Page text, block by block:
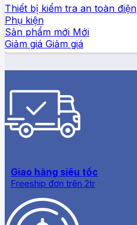
Thiết bị kiểm tra an toàn điện
Phụ kiện
Sản phẩm mới
Giảm giá
Giao hàng siêu tốc
Freeship đơn trên 2tr